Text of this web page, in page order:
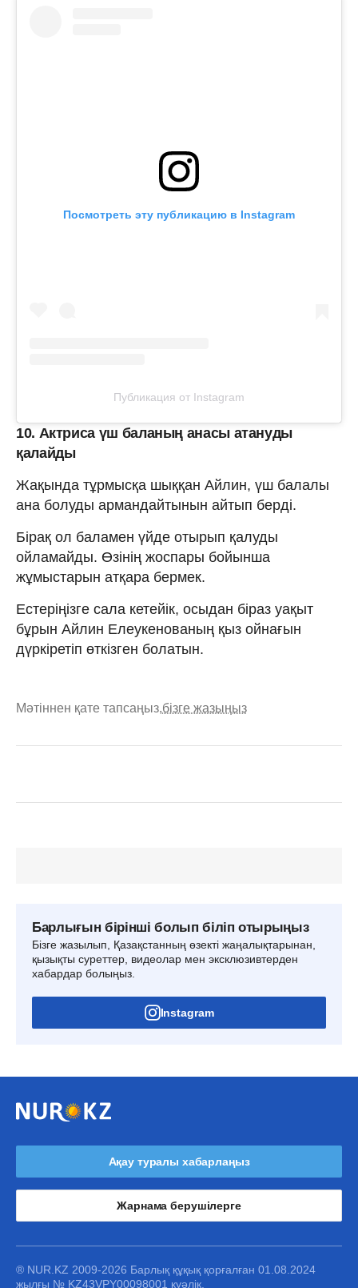
Посмотреть эту публикацию в Instagram
Публикация от Instagram
10. Актриса үш баланың анасы атануды
қалайды
Жақында тұрмысқа шыққан Айлин, үш балалы
ана болуды армандайтынын айтып берді.
Бірақ ол баламен үйде отырып қалуды
ойламайды. Өзінің жоспары бойынша
жұмыстарын атқара бермек.
Естеріңізге сала кетейік, осыдан біраз уақыт
бұрын Айлин Елеукенованың қыз ойнағын
дүркіретіп өткізген болатын.
Мәтіннен қате тапсаңыз,бізге жазыңыз
Барлығын бірінші болып біліп отырыңыз
Бізге жазылып, Қазақстанның өзекті жаңалықтарынан,
қызықты суреттер, видеолар мен эксклюзивтерден
хабардар болыңыз.
Instagram
Ақау туралы хабарлаңыз
Жарнама берушілерге
® NUR.KZ 2009-2026 Барлық құқық қорғалған 01.08.2024
жылғы № KZ43VPY00098001 куәлік.